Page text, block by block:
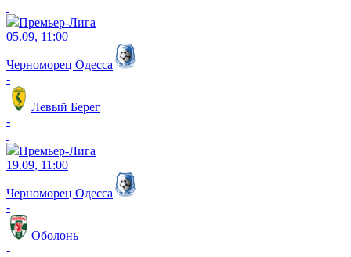
Премьер-Лига
05.09, 11:00
Черноморец Одесса
-
Левый Берег
-
Премьер-Лига
19.09, 11:00
Черноморец Одесса
-
Оболонь
-